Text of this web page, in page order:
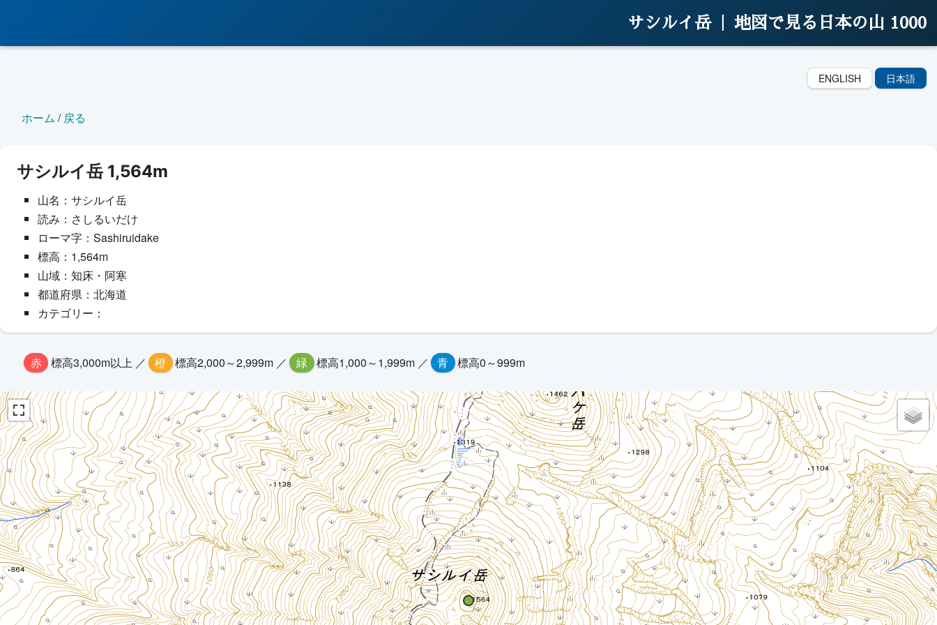
サシルイ岳 | 地図で見る日本の山 1000
ENGLISH 日本語
ホーム /戻る
サシルイ岳 1,564m
山名：サシルイ岳
読み：さしるいだけ
ローマ字：Sashiruidake
標高：1,564m
山域：知床・阿寒
都道府県：北海道
カテゴリー：
赤 標高3,000m以上 ／ 橙 標高2,000～2,999m ／ 緑 標高1,000～1,999m ／ 青 標高0～999m